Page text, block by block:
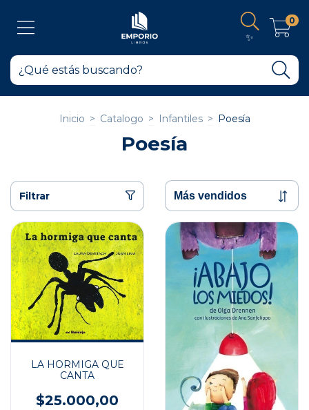
✨
0
Inicio > Catalogo > Infantiles > Poesía
Poesía
Filtrar
LA HORMIGA QUE
CANTA
$25.000,00